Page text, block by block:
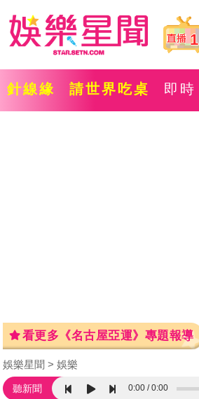
1
針線緣 請世界吃桌 即時
看更多《名古屋亞運》專題報導
娛樂星聞 娛樂
聽新聞 0:00 0:00